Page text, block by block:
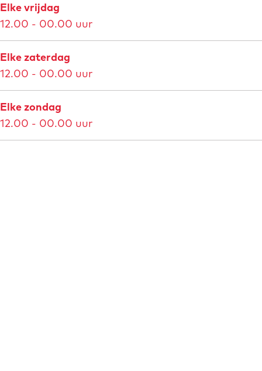
Elke vrijdag
12.00 - 00.00 uur
Elke zaterdag
12.00 - 00.00 uur
Elke zondag
12.00 - 00.00 uur